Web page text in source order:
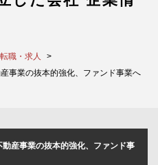
職・求人
事業の抜本的強化、ファンド事業へ
産事業の抜本的強化、ファンド事